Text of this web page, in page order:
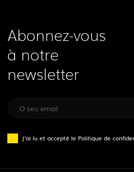
Abonnez-vous
à notre
newsletter
J'ai lu et accepté le Politique de